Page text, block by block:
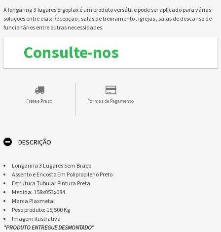
A longarina 3 lugares Ergoplax é um produto versátil e pode ser aplicado para várias
soluções entre elas: Recepção , salas de treinamento , igrejas , salas de descanso de
funcionários entre outras necessidades.
Consulte-nos
Frete e Prazo Formas de Pagamento
DESCRIÇÃO
Longarina 3 Lugares Sem Braço
Assento e Encosto Em Polipropileno Preto
Estrutura Tubular Pintura Preta
Medida: 158x053x084
Marca Plaxmetal
​Peso produto: 15,500 Kg
​​Imagem ilustrativa
*PRODUTO ENTREGUE DESMONTADO*